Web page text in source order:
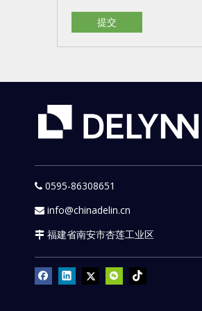
提交
 0595-86308651
 info@chinadelin.cn
 福建省南安市杏莲工业区